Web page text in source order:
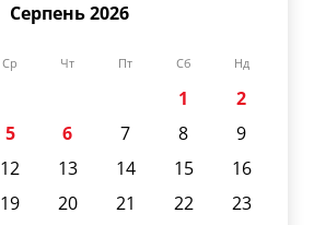
Серпень 2026
Ср Чт Пт Сб Нд
1
2
5 6 7 8
9
12 13 14 15
16
19 20 21 22
23